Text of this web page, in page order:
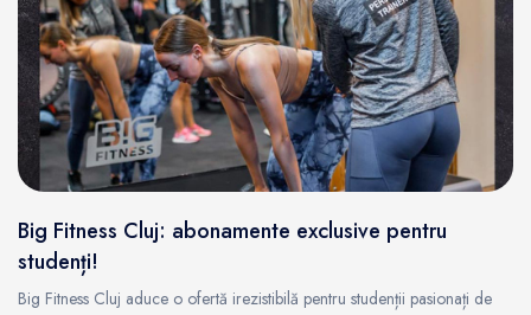
Big Fitness Cluj: abonamente exclusive pentru
studenți!
Big Fitness Cluj aduce o ofertă irezistibilă pentru studenții pasionați de